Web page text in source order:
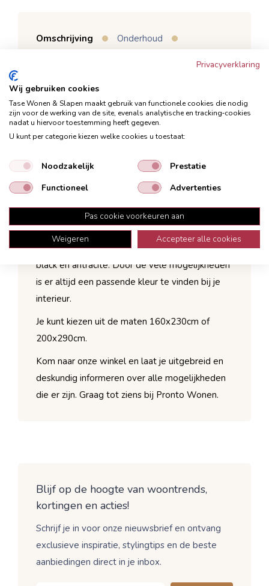
Omschrijving
Onderhoud
trends; Vintage met oosterse invloeden. Mooie
traditionele oosterse decoratieve figuren
verwerkt in een karpet met een vintage
Mooie traditionele oosterse decoratieve
figuren.
In 3 prachtige kleuren.
In de maten 160x230cm en 200x290cm.
Karpet Agello is er in 3 prachtige kleuren; earth,
black en antracite. Door de vele mogelijkheden
is er altijd een passende kleur te vinden bij je
interieur.
Je kunt kiezen uit de maten 160x230cm of
200x290cm.
Kom naar onze winkel en laat je uitgebreid en
deskundig informeren over alle mogelijkheden
die er zijn. Graag tot ziens bij Pronto Wonen.
Blijf op de hoogte van woontrends,
kortingen en acties!
Schrijf je in voor onze nieuwsbrief en ontvang
exclusieve inspiratie, stylingtips en de beste
aanbiedingen direct in je inbox.
Privacyverklaring
Wij gebruiken cookies
Tase Wonen & Slapen maakt gebruik van functionele cookies die nodig
zijn voor de werking van de site, evenals analytische en tracking‑cookies
nadat u hiervoor toestemming heeft gegeven.
U kunt per categorie kiezen welke cookies u toestaat:
Noodzakelijk
Prestatie
Functioneel
Advertenties
Pas cookie voorkeuren aan
Weigeren
Accepteer alle cookies